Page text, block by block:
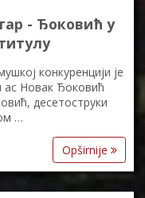
- Ђоковић у
конкуренцији је
ас Новак Ђоковић
десетоструки
…
Opširnije